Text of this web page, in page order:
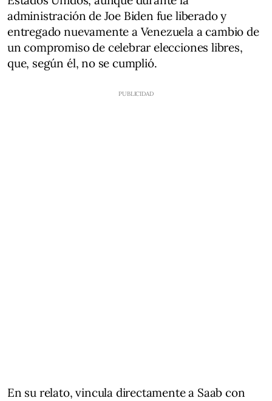
administración de Joe Biden fue liberado y
entregado nuevamente a Venezuela a cambio de
un compromiso de celebrar elecciones libres,
que, según él, no se cumplió.
En su relato, vincula directamente a Saab con